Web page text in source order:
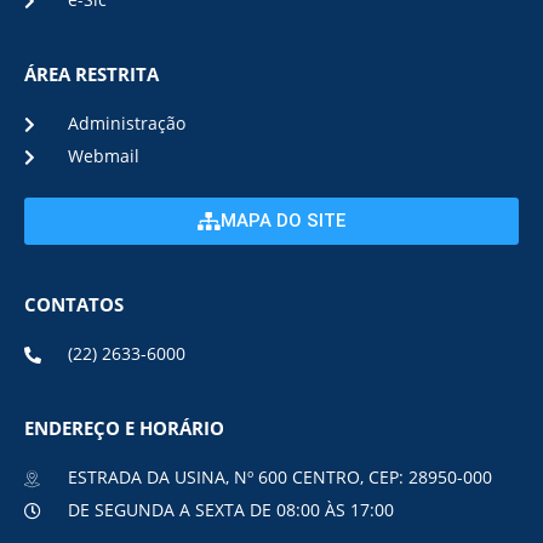
ÁREA RESTRITA
Administração
Webmail
MAPA DO SITE
CONTATOS
(22) 2633-6000
ENDEREÇO E HORÁRIO
ESTRADA DA USINA, Nº 600 CENTRO, CEP: 28950-000
DE SEGUNDA A SEXTA DE 08:00 ÀS 17:00